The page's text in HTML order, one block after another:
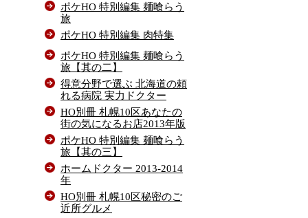
ポケHO 特別編集 麺喰らう
旅
ポケHO 特別編集 肉特集
ポケHO 特別編集 麺喰らう
旅【其の二】
得意分野で選ぶ 北海道の頼
れる病院 実力ドクター
HO別冊 札幌10区あなたの
街の気になるお店2013年版
ポケHO 特別編集 麺喰らう
旅【其の三】
ホームドクター 2013-2014
年
HO別冊 札幌10区秘密のご
近所グルメ